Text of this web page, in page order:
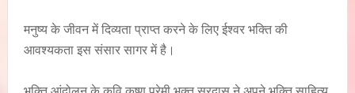
मनुष्य के जीवन में दिव्यता प्राप्त करने के लिए ईश्वर भक्ति की
आवश्यकता इस संसार सागर में है।